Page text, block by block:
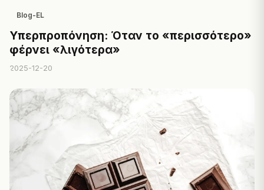
Blog-EL
Υπερπροπόνηση: Όταν το «περισσότερο»
φέρνει «λιγότερα»
2025-12-20